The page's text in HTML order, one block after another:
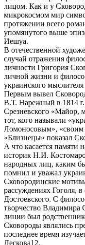
лицом. Как и у
микрокосмом мир
протяжении всего
упомянутого выше
Иешуа.
В отечественной
случай отражения
личности Григория
личной жизни и
украинского
Первым вывел
В.Т. Нарежный в 1814
Срезневского «Майор,
тот, кого называли
Ломоносовым», «своим
«Близнецы» показал
А что касается памяти
историк Н.И.
народных лиц, каким
помнил и уважал
Сковородинские
рассуждениях Гоголя,
Достоевского. С
творчество Владимира
линии был
Сковороды являлись
последнее время
Лескова12.